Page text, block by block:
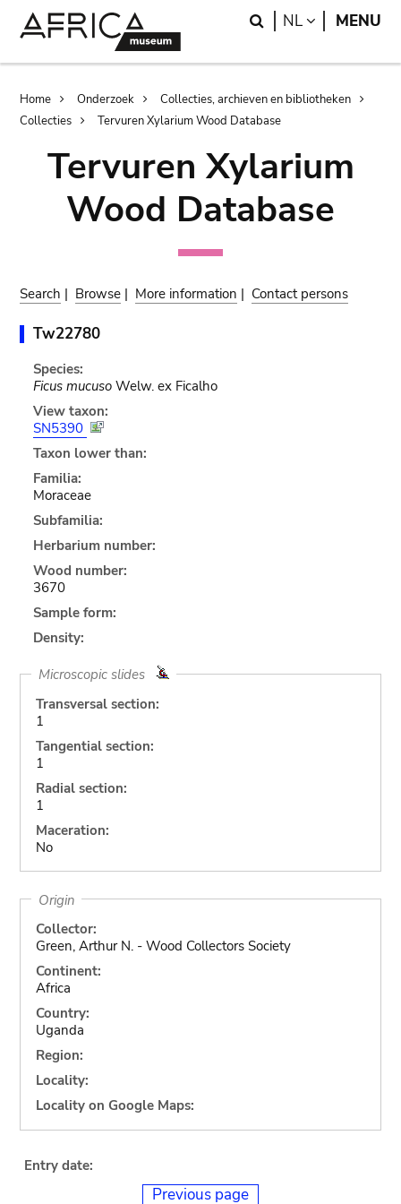
Search
NL LANGUAGE
MENU
Breadcrumb
Home Onderzoek
Collecties, archieven en bibliotheken
Collecties
Tervuren Xylarium Wood Database
Tervuren Xylarium
Wood Database
Search | Browse | More information | Contact persons
Tw22780
Species:
Ficus mucusoWelw. ex Ficalho
View taxon:
SN5390
Taxon lower than:
Familia:
Moraceae
Subfamilia:
Herbarium number:
Wood number:
3670
Sample form:
Density:
Microscopic slides
Transversal section:
1
Tangential section:
1
Radial section:
1
Maceration:
No
Origin
Collector:
Green, Arthur N. - Wood Collectors Society
Continent:
Africa
Country:
Uganda
Region:
Locality:
Locality on Google Maps:
Entry date:
Previous page